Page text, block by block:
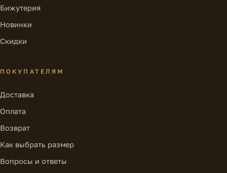
Бижутерия
Новинки
Скидки
ПОКУПАТЕЛЯМ
Доставка
Оплата
Возврат
Как выбрать размер
Вопросы и ответы